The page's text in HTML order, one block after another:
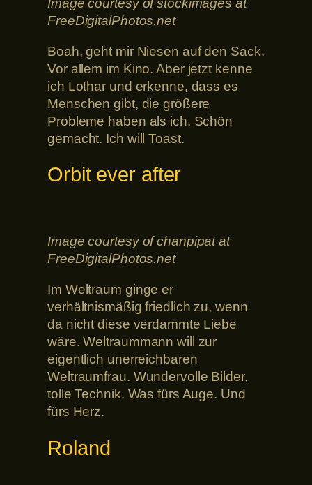
Image courtesy of stockimages at
FreeDigitalPhotos.net
Boah, geht mir Niesen auf den Sack.
Vor allem im Kino. Aber jetzt kenne
ich Lothar und erkenne, dass es
Menschen gibt, die größere
Probleme haben als ich. Schön
gemacht. Ich will Toast.
Orbit ever after
Image courtesy of chanpipat at
FreeDigitalPhotos.net
Im Weltraum ginge er
verhältnismäßig friedlich zu, wenn
da nicht diese verdammte Liebe
wäre. Weltraummann will zur
eigentlich unerreichbaren
Weltraumfrau. Wundervolle Bilder,
tolle Technik. Was fürs Auge. Und
fürs Herz.
Roland